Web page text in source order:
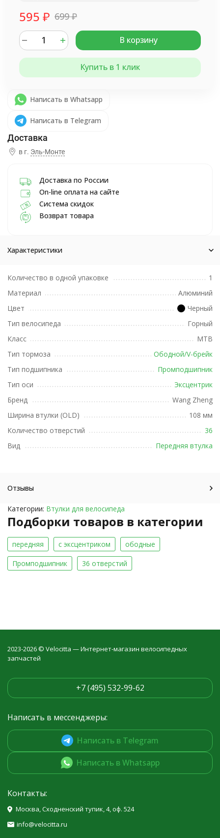
595 ₽ 699₽
В корзину
Купить в 1 клик
Написать в Whatsapp
Написать в Telegram
в г. Эль-Монте
Доставка по России
On-line оплата на сайте
Система скидок
Возврат товара
Характеристики
Количество в одной упаковке
1
Материал
Алюминий
Цвет
Черный
Тип велосипеда
Горный
Класс
MTB
Тип тормоза
Ободной/V-брейк
Тип подшипника
Промподшипник
Тип оси
Эксцентрик
Бренд
Wang Zheng
Ширина втулки (OLD)
108 мм
Количество отверстий
36
Вид
Передняя втулка
Отзывы
Категории: Втулки для велосипеда
Подборки товаров в категории
передняя с эксцентриком ободные
Промподшипник 36 отверстий
2023-2026 © Velocitta — Интернет-магазин велосипедных
запчастей
+7 (495) 532-99-62
Написать в мессенджеры:
Написать в Telegram
Написать в Whatsapp
Контакты:
Москва, Сходненский тупик, 4, оф. 524
info@velocitta.ru